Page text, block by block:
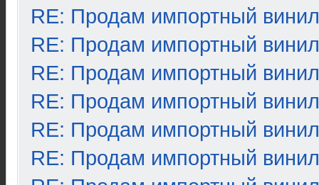
RE: Продам импортный винил
RE: Продам импортный винил
RE: Продам импортный винил
RE: Продам импортный винил
RE: Продам импортный винил
RE: Продам импортный винил